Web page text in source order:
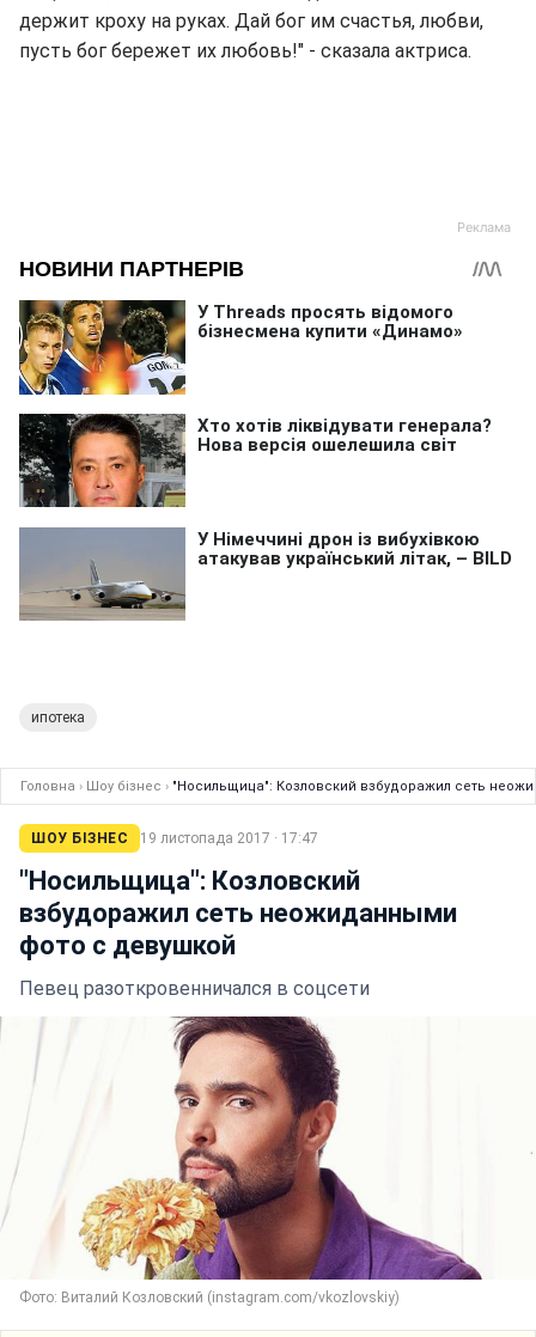
держит кроху на руках. Дай бог им счастья, любви,
пусть бог бережет их любовь!" - сказала актриса.
ипотека
Головна › Шоу бізнес › "Носильщица": Козловский взбудоражил сеть
ШОУ БІЗНЕС 19 листопада 2017 · 17:47
"Носильщица": Козловский
взбудоражил сеть неожиданными
фото с девушкой
Певец разоткровенничался в соцсети
Фото: Виталий Козловский (instagram.com/vkozlovskiy)